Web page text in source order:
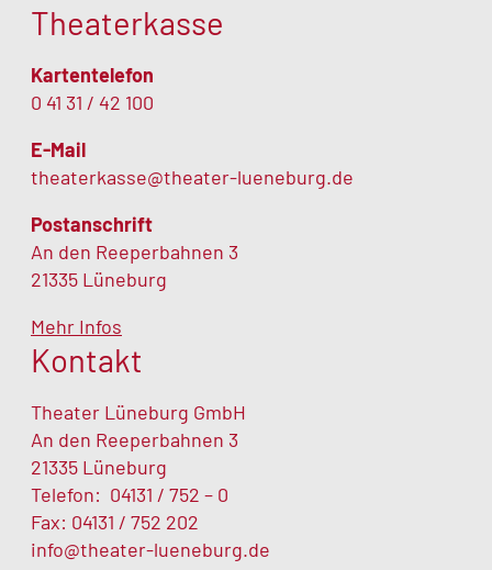
Zum Porträt
Theaterkasse
Kartentelefon
0 41 31 / 42 100
E-Mail
theaterkasse@theater-lueneburg.de
Postanschrift
An den Reeperbahnen 3
21335 Lüneburg
Mehr Infos
Kontakt
Theater Lüneburg GmbH
An den Reeperbahnen 3
21335 Lüneburg
Telefon: 04131 / 752 – 0
Fax: 04131 / 752 202
info@theater-lueneburg.de